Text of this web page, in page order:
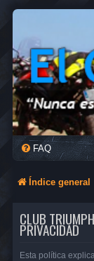
FAQ
Índice general
CLUB
PRIVACIDAD
Esta política